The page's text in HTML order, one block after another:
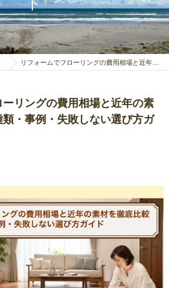
リフォームでフローリングの費用相場と近年の素材を徹底比較｜種類・事例・失敗しない選び方ガイド
ーリングの費用相場と近年の素
・事例・失敗しない選び方ガ